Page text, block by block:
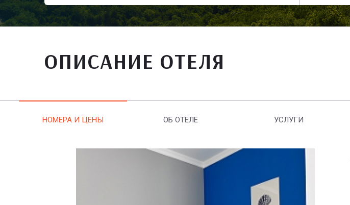
ОПИСАНИЕ ОТЕЛЯ
НОМЕРА И ЦЕНЫ ОБ ОТЕЛЕ УСЛУГИ